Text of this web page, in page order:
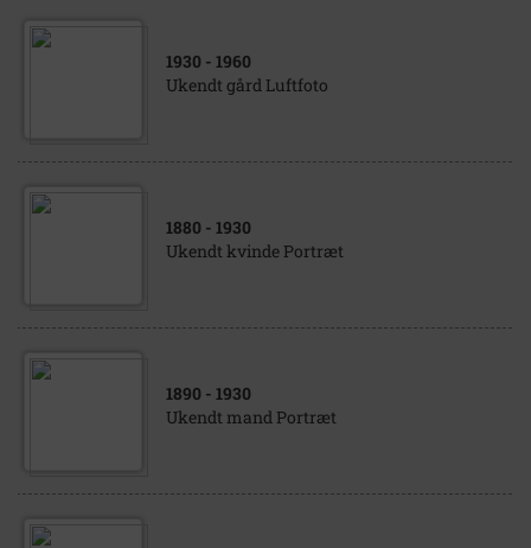
1930 - 1960
Ukendt gård Luftfoto
1880 - 1930
Ukendt kvinde Portræt
1890 - 1930
Ukendt mand Portræt